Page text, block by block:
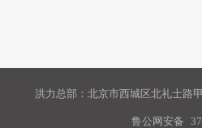
洪力总部：北京市西城区北礼士路
鲁公网安备